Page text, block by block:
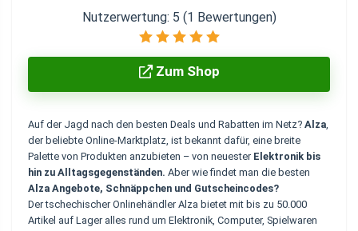
Nutzerwertung: 5 (1 Bewertungen)
Zum Shop
Auf der Jagd nach den besten Deals und Rabatten im Netz? Alza,
der beliebte Online-Marktplatz, ist bekannt dafür, eine breite
Palette von Produkten anzubieten – von neuester Elektronik bis
hin zu Alltagsgegenständen. Aber wie findet man die besten
Alza Angebote, Schnäppchen und Gutscheincodes?
Der tschechischer Onlinehändler Alza bietet mit bis zu 50.000
Artikel auf Lager alles rund um Elektronik, Computer, Spielwaren